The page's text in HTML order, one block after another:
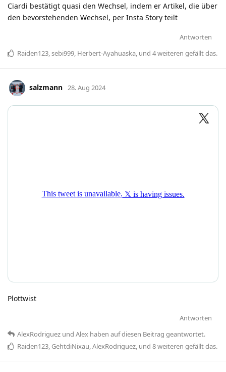
Ciardi bestätigt quasi den Wechsel, indem er Artikel, die über
den bevorstehenden Wechsel, per Insta Story teilt
Antworten
Raiden123,sebi999, Herbert-Ayahuaska, und 4weiteren gefällt das.
salzmann 28. Aug 2024
Plottwist
Antworten
AlexRodriguez und Alex haben auf diesen Beitrag geantwortet.
Raiden123, GehtdiNixau,AlexRodriguez, und 8weiteren gefällt das.